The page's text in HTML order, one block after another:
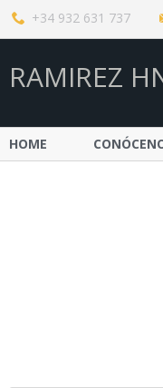
+34 932 631 737
RAMIREZ
HOME